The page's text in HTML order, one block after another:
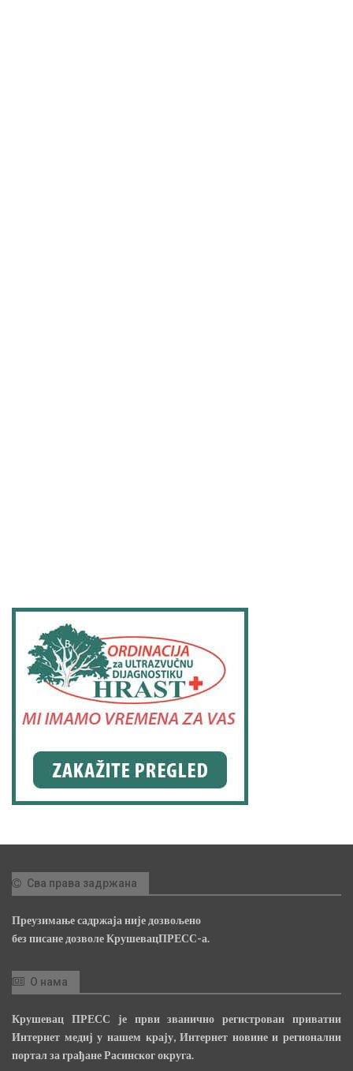
Сва права задржана
Преузимање садржаја није дозвољено
без писане дозволе КрушевацПРЕСС-а.
О нама
Крушевац ПРЕСС је први званично регистрован приватни
Интернет медиј у нашем крају, Интернет новине и регионални
портал за грађане Расинског округа.